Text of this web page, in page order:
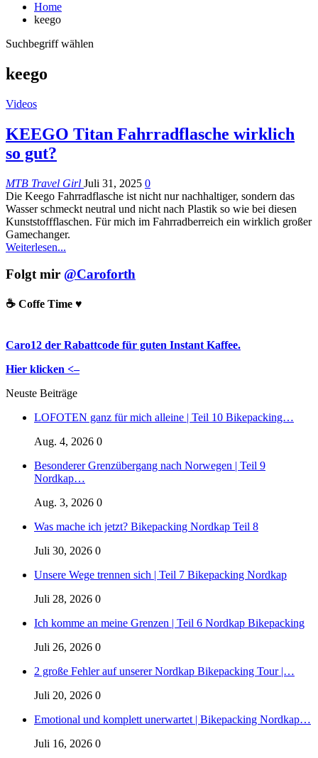
Home
keego
Suchbegriff wählen
keego
Videos
KEEGO Titan Fahrradflasche wirklich
so gut?
MTB Travel Girl Juli 31, 2025 0
Die Keego Fahrradflasche ist nicht nur nachhaltiger, sondern das
Wasser schmeckt neutral und nicht nach Plastik so wie bei diesen
Kunststoffflaschen. Für mich im Fahrradberreich ein wirklich großer
Gamechanger.
Weiterlesen...
Folgt mir @Caroforth
☕️ Coffe Time ♥️
Caro12 der Rabattcode für guten Instant Kaffee.
Hier klicken <–
Neuste Beiträge
LOFOTEN ganz für mich alleine | Teil 10 Bikepacking…
Aug. 4, 2026 0
Besonderer Grenzübergang nach Norwegen | Teil 9
Nordkap…
Aug. 3, 2026 0
Was mache ich jetzt? Bikepacking Nordkap Teil 8
Juli 30, 2026 0
Unsere Wege trennen sich | Teil 7 Bikepacking Nordkap
Juli 28, 2026 0
Ich komme an meine Grenzen | Teil 6 Nordkap Bikepacking
Juli 26, 2026 0
2 große Fehler auf unserer Nordkap Bikepacking Tour |…
Juli 20, 2026 0
Emotional und komplett unerwartet | Bikepacking Nordkap…
Juli 16, 2026 0